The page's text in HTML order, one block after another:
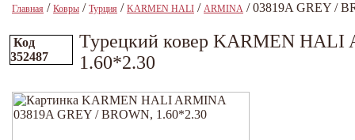
Главная / Ковры / Турция / KARMEN HALI / ARMINA / 03819A GREY /
Код
352487
Турецкий ковер KARMEN HALI
1.60*2.30